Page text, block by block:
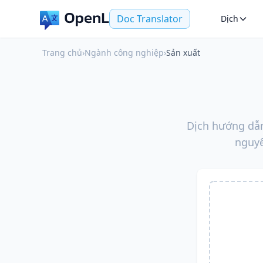
Doc Translator Dịch
Trang chủ›Ngành công nghiệp›Sản xuất
Dịch hướng